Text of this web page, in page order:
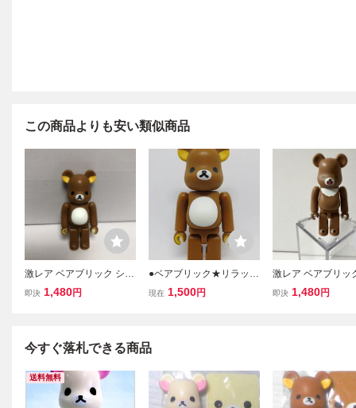
この商品よりも安い類似商品
激レア ベアブリック シリ
ーズ23 リラックマ(BE@
即決 1,480円
●ベアブリック★リラック
マ★シリーズ23 キュート
現在 1,500円
激レア ベアブリッ
ーズ45 シークレ
即決 1,480円
今すぐ落札できる商品
送料無料